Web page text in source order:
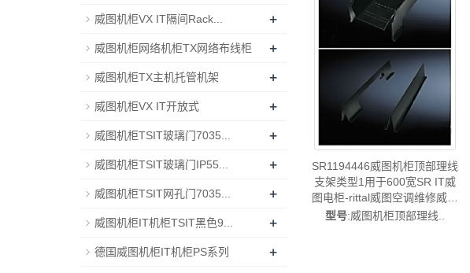
SR1194446威图机柜顶部理线
支架类型1用于600宽SR IT威
图电柜-rittal威图空调维修威图
柜威图母线威图风扇威图售后
型号:威图机柜顶部理线..
威图机柜VX IT隔间Rack... +
威图机柜网络机柜TX网络布线柜 +
威图机柜TX主机托管机架 +
威图机柜VX IT开放式 +
威图机柜TSIT玻璃门7035... +
威图机柜TSIT玻璃门IP55... +
威图机柜TSIT网孔门7035... +
威图机柜IT机柜TSIT黑色9... +
德国威图机柜IT机柜PS系列 +